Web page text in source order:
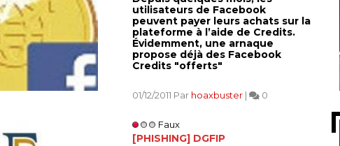
utilisateurs de Facebook
peuvent payer leurs achats sur la
plateforme à l’aide de Credits.
Évidemment, une arnaque
propose déjà des Facebook
Credits "offerts"
01/12/2011 Par hoaxbuster | 0
Faux
[PHISHING] DGFIP